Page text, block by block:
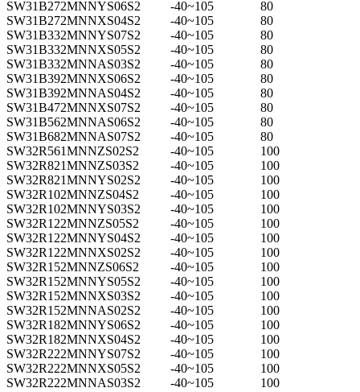
SW31B272MNNYS06S2
-40~105
80
SW31B272MNNXS04S2
-40~105
80
SW31B332MNNYS07S2
-40~105
80
SW31B332MNNXS05S2
-40~105
80
SW31B332MNNAS03S2
-40~105
80
SW31B392MNNXS06S2
-40~105
80
SW31B392MNNAS04S2
-40~105
80
SW31B472MNNXS07S2
-40~105
80
SW31B562MNNAS06S2
-40~105
80
SW31B682MNNAS07S2
-40~105
80
SW32R561MNNZS02S2
-40~105
100
SW32R821MNNZS03S2
-40~105
100
SW32R821MNNYS02S2
-40~105
100
SW32R102MNNZS04S2
-40~105
100
SW32R102MNNYS03S2
-40~105
100
SW32R122MNNZS05S2
-40~105
100
SW32R122MNNYS04S2
-40~105
100
SW32R122MNNXS02S2
-40~105
100
SW32R152MNNZS06S2
-40~105
100
SW32R152MNNYS05S2
-40~105
100
SW32R152MNNXS03S2
-40~105
100
SW32R152MNNAS02S2
-40~105
100
SW32R182MNNYS06S2
-40~105
100
SW32R182MNNXS04S2
-40~105
100
SW32R222MNNYS07S2
-40~105
100
SW32R222MNNXS05S2
-40~105
100
SW32R222MNNAS03S2
-40~105
100